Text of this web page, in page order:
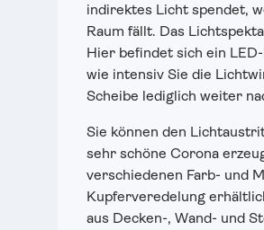
indirektes Licht spendet,
Raum fällt. Das
Hier befindet sich ein
wie intensiv Sie die
Scheibe lediglich weiter
Sie können den
sehr schöne Corona
verschiedenen Farb- und
Kupferveredelung
aus Decken-, Wand- und